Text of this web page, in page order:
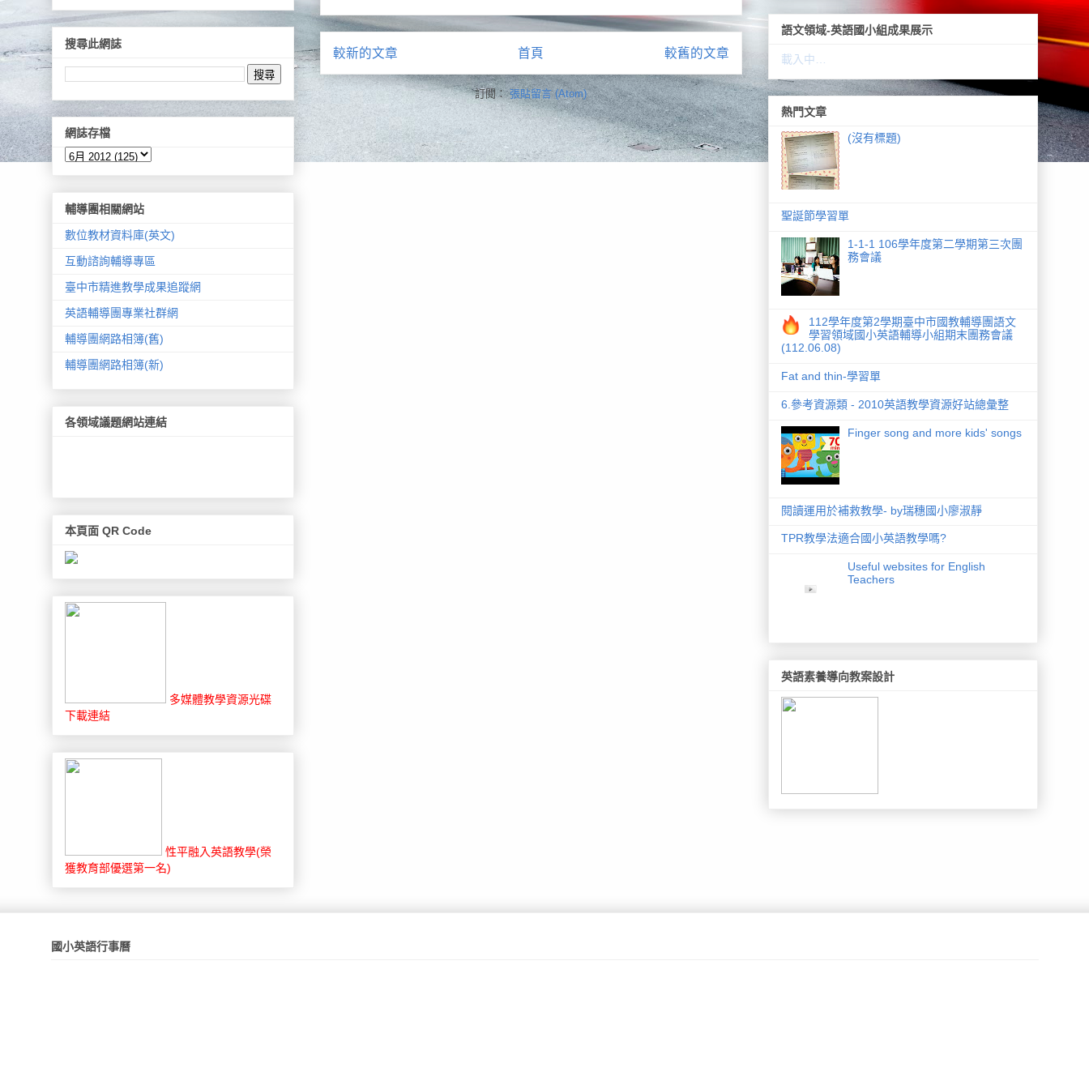
較新的文章 較舊的文章
首頁
訂閱：張貼留言 (Atom)
搜尋此網誌
網誌存檔
輔導團相關網站
數位教材資料庫(英文)
互動諮詢輔導專區
臺中市精進教學成果追蹤網
英語輔導團專業社群網
輔導團網路相簿(舊)
輔導團網路相簿(新)
各領域議題網站連結
本頁面 QR Code
多媒體教學資源光碟
下載連結
性平融入英語教學(榮
獲教育部優選第一名)
語文領域-英語國小組成果展示
載入中…
熱門文章
(沒有標題)
聖誕節學習單
1-1-1 106學年度第二學期第三次團
務會議
112學年度第2學期臺中市國教輔導團語文
學習領域國小英語輔導小組期末團務會議
(112.06.08)
Fat and thin-學習單
6.參考資源類 - 2010英語教學資源好站總彙整
Finger song and more kids' songs
閱讀運用於補救教學- by瑞穗國小廖淑靜
TPR教學法適合國小英語教學嗎?
Useful websites for English
Teachers
英語素養導向教案設計
國小英語行事曆